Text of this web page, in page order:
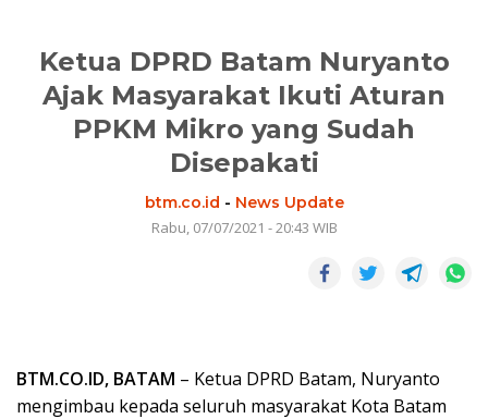
Ketua DPRD Batam Nuryanto
Ajak Masyarakat Ikuti Aturan
PPKM Mikro yang Sudah
Disepakati
btm.co.id - News Update
Rabu, 07/07/2021 - 20:43 WIB
BTM.CO.ID, BATAM – Ketua DPRD Batam, Nuryanto
mengimbau kepada seluruh masyarakat Kota Batam